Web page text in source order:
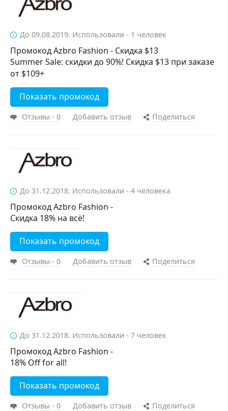
До 09.08.2019. Использовали - 1 человек
Промокод Azbro Fashion - Скидка $13
Summer Sale: скидки до 90%! Скидка $13 при заказе
от $109+
Показать промокод
Отзывы - 0 Добавить отзыв Поделиться
До 31.12.2018. Использовали - 4 человека
Промокод Azbro Fashion -
Скидка 18% на всё!
Показать промокод
Отзывы - 0 Добавить отзыв Поделиться
До 31.12.2018. Использовали - 7 человек
Промокод Azbro Fashion -
18% Off for all!
Показать промокод
Отзывы - 0 Добавить отзыв Поделиться